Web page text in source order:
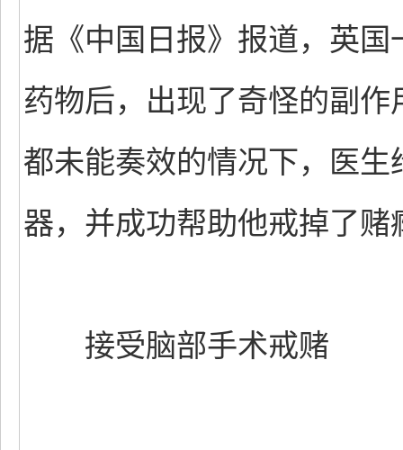
据《中国日报》报道，英
药物后，出现了奇怪的副
都未能奏效的情况下，医
器，并成功帮助他戒掉了赌
接受脑部手术戒赌